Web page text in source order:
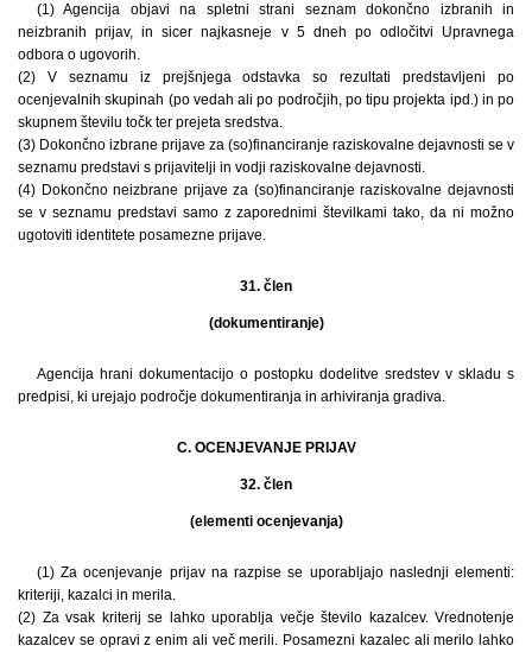
(1) Agencija objavi na spletni strani seznam dokončno izbranih in
neizbranih prijav, in sicer najkasneje v 5 dneh po odločitvi Upravnega
odbora o ugovorih.
(2) V seznamu iz prejšnjega odstavka so rezultati predstavljeni po
ocenjevalnih skupinah (po vedah ali po področjih, po tipu projekta ipd.) in po
skupnem številu točk ter prejeta sredstva.
(3) Dokončno izbrane prijave za (so)financiranje raziskovalne dejavnosti se v
seznamu predstavi s prijavitelji in vodji raziskovalne dejavnosti.
(4) Dokončno neizbrane prijave za (so)financiranje raziskovalne dejavnosti
se v seznamu predstavi samo z zaporednimi številkami tako, da ni možno
ugotoviti identitete posamezne prijave.
31. člen
(dokumentiranje)
Agencija hrani dokumentacijo o postopku dodelitve sredstev v skladu s
predpisi, ki urejajo področje dokumentiranja in arhiviranja gradiva.
C. OCENJEVANJE PRIJAV
32. člen
(elementi ocenjevanja)
(1) Za ocenjevanje prijav na razpise se uporabljajo naslednji elementi:
kriteriji, kazalci in merila.
(2) Za vsak kriterij se lahko uporablja večje število kazalcev. Vrednotenje
kazalcev se opravi z enim ali več merili. Posamezni kazalec ali merilo lahko